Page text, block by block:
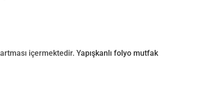
içermektedir. Yapışkanlı folyo mutfak